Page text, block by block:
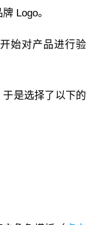
Logo。
始对产品进行验
是选择了以下的